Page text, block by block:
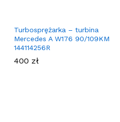
Turbosprężarka – turbina
Mercedes A W176 90/109KM
144114256R
400 zł